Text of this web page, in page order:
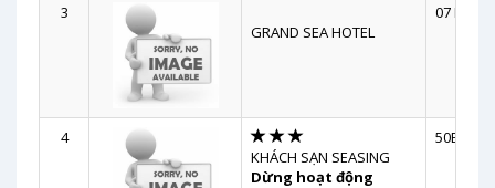
3
GRAND SEA HOTEL
07
4
KHÁCH SẠN SEASING
Dừng hoạt động
50B Củ